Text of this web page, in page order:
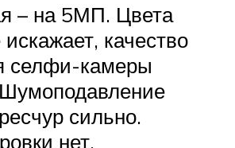
– на 5МП. Цвета
качество
селфи-камеры
сильно.
нет.